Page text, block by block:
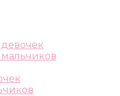
мальчиков